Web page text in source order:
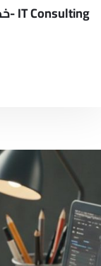
IT Consulting -خدمات استشارات تقنية المعلومات